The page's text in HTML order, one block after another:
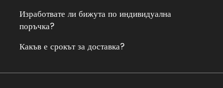
Изработвате ли бижута по индивидуална
поръчка?
Какъв е срокът за доставка?